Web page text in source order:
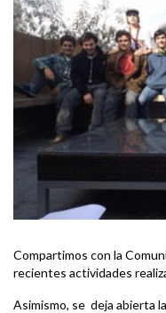
Compartimos con la
recientes actividades
Asimismo, se deja abierta